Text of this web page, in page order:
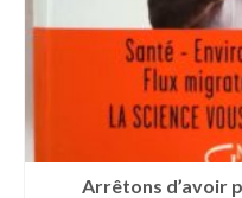
Arrêtons d’avoir